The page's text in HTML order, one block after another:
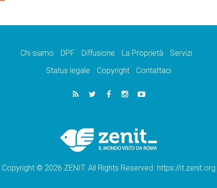
Chi siamo DPF Diffusione La Proprietà
Servizi
Status legale
Copyright Contattaci
Copyright © 2026 ZENIT. All Rights Reserved. https://it.zenit.org